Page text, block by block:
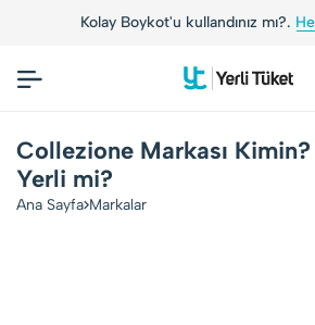
Kolay Boykot'u kullandınız mı?.
Collezione Markası
Yerli mi?
Ana Sayfa Markalar